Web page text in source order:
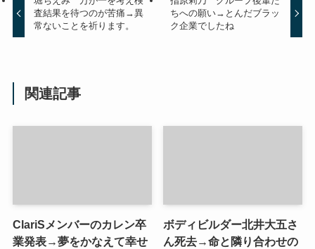
査結果を待つのが苦痛→異
常ないことを祈ります。
ちへの願い→とんだブラッ
ク企業でしたね
関連記事
ClariSメンバーのカレン卒
業発表→夢をかなえて幸せ
ボディビルダー北井大五さ
ん死去→命と隣り合わせの